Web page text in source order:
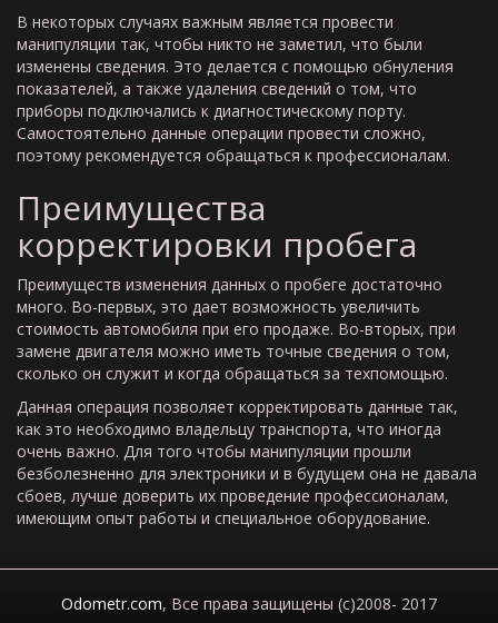
В некоторых случаях важным является провести
манипуляции так, чтобы никто не заметил, что были
изменены сведения. Это делается с помощью обнуления
показателей, а также удаления сведений о том, что
приборы подключались к диагностическому порту.
Самостоятельно данные операции провести сложно,
поэтому рекомендуется обращаться к профессионалам.
Преимущества
корректировки пробега
Преимуществ изменения данных о пробеге достаточно
много. Во-первых, это дает возможность увеличить
стоимость автомобиля при его продаже. Во-вторых, при
замене двигателя можно иметь точные сведения о том,
сколько он служит и когда обращаться за техпомощью.
Данная операция позволяет корректировать данные так,
как это необходимо владельцу транспорта, что иногда
очень важно. Для того чтобы манипуляции прошли
безболезненно для электроники и в будущем она не давала
сбоев, лучше доверить их проведение профессионалам,
имеющим опыт работы и специальное оборудование.
Odometr.com, Все права защищены (c)2008- 2017